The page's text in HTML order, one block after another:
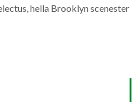
hella Brooklyn scenester